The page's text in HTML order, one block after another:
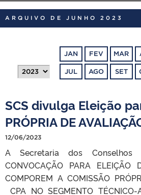
COBALTO
CONCURSOS
OUVIDORIA
TELEFONES
ARQUIVO DE JUNHO 2023
JAN FEV MAR
JUL AGO SET
SCS divulga Eleição
PRÓPRIA DE
12/06/2023
A Secretaria dos Conselhos
CONVOCAÇÃO PARA ELEIÇÃO
COMPOREM A COMISSÃO
CPA NO SEGMENTO TÉCNICO-